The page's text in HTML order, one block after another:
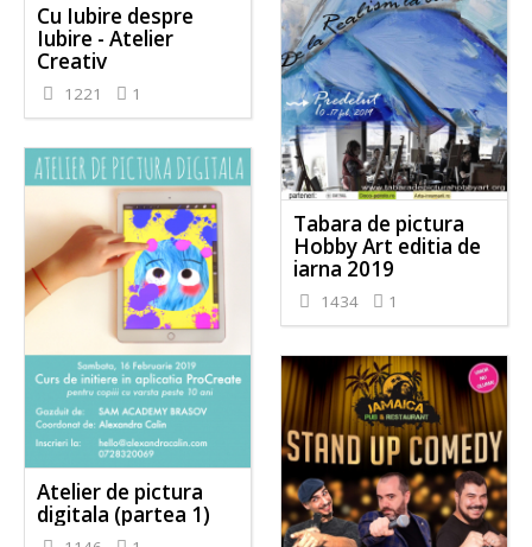
Cu Iubire despre
Iubire - Atelier
Creativ
1221 1
Tabara de pictura
Hobby Art editia de
iarna 2019
1434 1
Atelier de pictura
digitala (partea 1)